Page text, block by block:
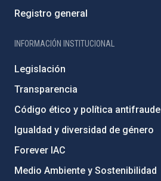
Registro general
INFORMACIÓN INSTITUCIONAL
Legislación
Transparencia
Código ético y política antifraude
Igualdad y diversidad de género
Forever IAC
Medio Ambiente y Sostenibilidad